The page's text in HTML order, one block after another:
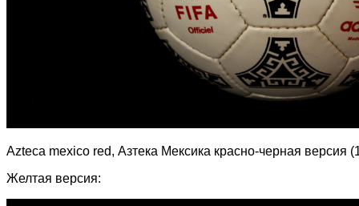
Azteca mexico red, Азтека Мексика красно-черная версия
Желтая версия: